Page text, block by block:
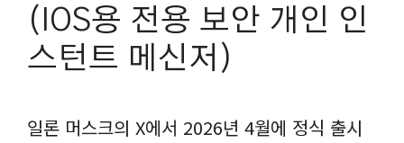
(IOS용 전용 보안 개인 인
스턴트 메신저)
일론 머스크의 X에서 2026년 4월에 정식 출시